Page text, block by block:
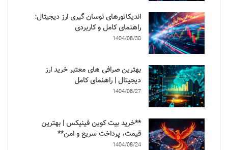
اندیکاتورهای نوسان گیری ارز دیجیتال:
راهنمای کامل و کاربردی
1404/08/30
بهترین صرافی های معتبر خرید ارز
دیجیتال | راهنمای کامل
1404/08/27
**خرید بیت کوین فینیکس | بهترین
قیمت، پرداخت سریع و امن**
1404/08/24